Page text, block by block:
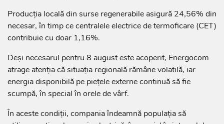
Producția locală din surse regenerabile asigură 24,56% din
necesar, în timp ce centralele electrice de termoficare (CET)
contribuie cu doar 1,16%.
Deși necesarul pentru 8 august este acoperit, Energocom
atrage atenția că situația regională rămâne volatilă, iar
energia disponibilă pe piețele externe continuă să fie
scumpă, în special în orele de vârf.
În aceste condiții, compania îndeamnă populația să